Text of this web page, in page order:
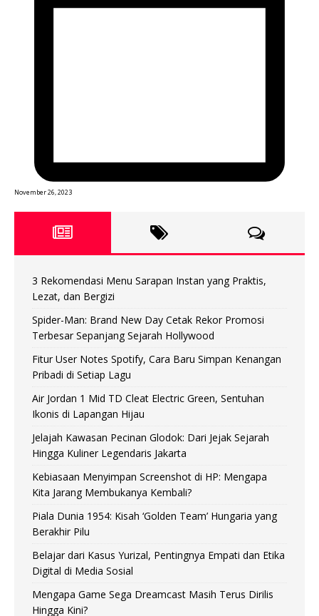
November 26, 2023
3 Rekomendasi Menu Sarapan Instan yang Praktis,
Lezat, dan Bergizi
Spider-Man: Brand New Day Cetak Rekor Promosi
Terbesar Sepanjang Sejarah Hollywood
Fitur User Notes Spotify, Cara Baru Simpan Kenangan
Pribadi di Setiap Lagu
Air Jordan 1 Mid TD Cleat Electric Green, Sentuhan
Ikonis di Lapangan Hijau
Jelajah Kawasan Pecinan Glodok: Dari Jejak Sejarah
Hingga Kuliner Legendaris Jakarta
Kebiasaan Menyimpan Screenshot di HP: Mengapa
Kita Jarang Membukanya Kembali?
Piala Dunia 1954: Kisah ‘Golden Team’ Hungaria yang
Berakhir Pilu
Belajar dari Kasus Yurizal, Pentingnya Empati dan Etika
Digital di Media Sosial
Mengapa Game Sega Dreamcast Masih Terus Dirilis
Hingga Kini?